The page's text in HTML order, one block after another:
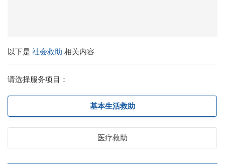
以下是社会救助相关内容
请选择服务项目：
基本生活救助
医疗救助